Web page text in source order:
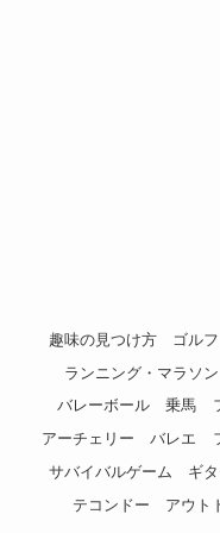
趣味の見つけ方 ゴルフ
ランニング・マラソン
バレーボール
乗馬
アーチェリー
バレエ
サバイバルゲーム
ギ
テコンドー
アウト